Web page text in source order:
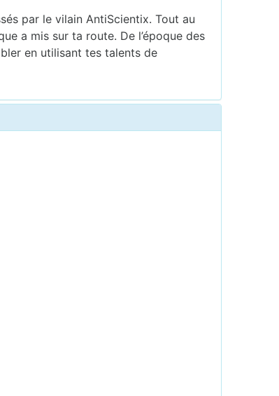
par le vilain AntiScientix. Tout au
a mis sur ta route. De l’époque des
en utilisant tes talents de